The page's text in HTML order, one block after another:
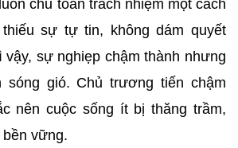
chu toàn trách nhiệm một cách
sự tự tin, không dám quyết
sự nghiẹp chậm thành nhưng
sóng gió. Chủ trương tiến chậm
nên cuộc sống ít bị thăng trầm,
vững.